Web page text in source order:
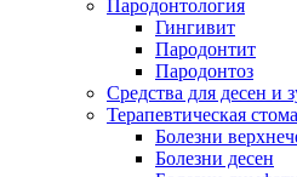
Пародонтология
Гингивит
Пародонтит
Пародонтоз
Средства для десен и
Терапевтическая
Болезни
Болезни десен